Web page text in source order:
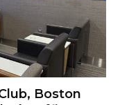
Boston